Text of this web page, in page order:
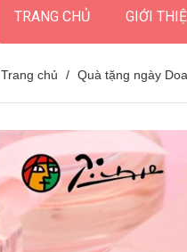
TRANG CHỦ GIỚI
Trang chủ / Quà tặng ngày